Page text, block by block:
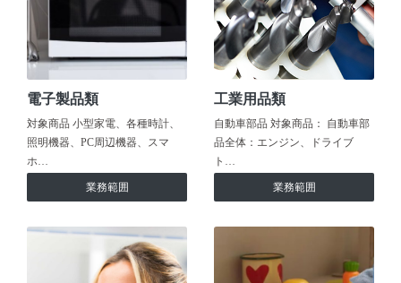
電子製品類
対象商品 小型家電、各種時計、
照明機器、PC周辺機器、スマ
ホ…
業務範囲
工業用品類
自動車部品 対象商品： 自動車部
品全体：エンジン、ドライブ
ト…
業務範囲